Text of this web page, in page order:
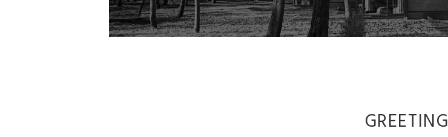
GREETING